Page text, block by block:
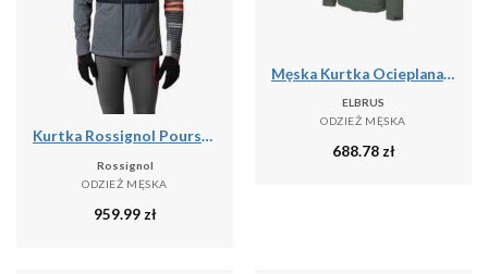
Kurtka Rossignol Poursuite Warm męska szara
Rossignol
ODZIEŻ MĘSKA
959.99 zł
Męska Kurtka Ocieplana Dilox
ELBRUS
ODZIEŻ MĘSKA
688.78zł